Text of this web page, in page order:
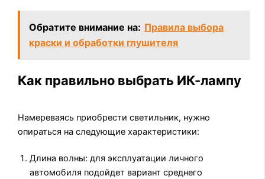
Обратите внимание на: Правила выбора
краски и обработки глушителя
Как правильно выбрать ИК-лампу
Намереваясь приобрести светильник, нужно
опираться на следующие характеристики:
Длина волны: для эксплуатации личного
автомобиля подойдет вариант среднего